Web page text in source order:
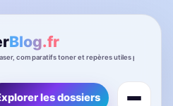
les dossiers